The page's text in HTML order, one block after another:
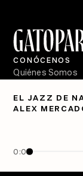
EL JAZZ DE
ALEX
0:00
CONÓCENOS
Quiénes Somos
PÓDCASTS
Crecer en